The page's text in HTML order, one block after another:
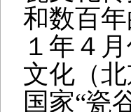
和数百
１年４
文化（
国家“瓷